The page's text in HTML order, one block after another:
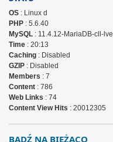
OS: Linux d
PHP: 5.6.40
MySQL: 11.4.12-MariaDB-cll-lve
Time: 20:13
Caching: Disabled
GZIP: Disabled
Members : 7
Content: 786
Web Links : 74
Content View Hits : 20012305
BĄDŹ NA BIEŻĄCO